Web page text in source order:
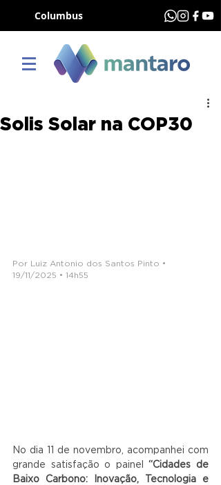
Columbus
Solis Solar na COP30
Por Luiz Antonio dos Santos Pinto •
19/11/2025 • 14h55
No dia 11 de novembro, acompanhei com
grande satisfação o painel “Cidades de
Baixo Carbono: Inovação, Tecnologia e